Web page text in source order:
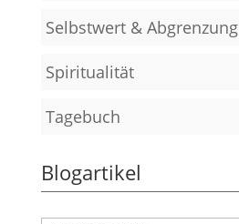
Selbstwert & Abgrenzung
Spiritualität
Tagebuch
Blogartikel